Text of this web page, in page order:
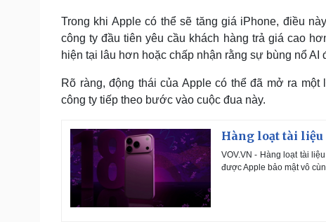
Trong khi Apple có thể sẽ tăng giá iPhone, điều
công ty đầu tiên yêu cầu khách hàng trả giá cao
hiện tại lâu hơn hoặc chấp nhận rằng sự bùng nổ
Rõ ràng, động thái của Apple có thể đã mở ra
công ty tiếp theo bước vào cuộc đua này.
Hàng loạt tài liệu
VOV.VN - Hàng loạt tài
được Apple bảo mật vô